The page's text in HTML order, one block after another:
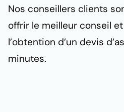
Nos conseillers clients
offrir le meilleur conseil
l’obtention d’un devis
minutes.